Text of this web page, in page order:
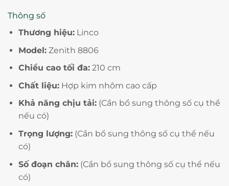
Thông số
Thương hiệu:Linco
Model:Zenith 8806
Chiều cao tối đa:210 cm
Chất liệu:Hợp kim nhôm cao cấp
Khả năng chịu tải:(Cần bổ sung thông số cụ thể
nếu có)
Trọng lượng:(Cần bổ sung thông số cụ thể nếu
có)
Số đoạn chân:(Cần bổ sung thông số cụ thể nếu
có)